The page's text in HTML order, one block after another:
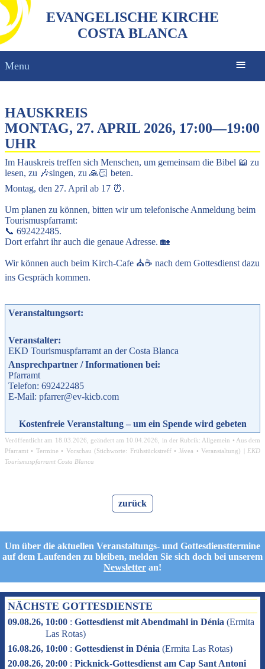
EVANGELISCHE KIRCHE
COSTA BLANCA
Menu
HAUSKREIS
MONTAG, 27. APRIL 2026, 17:00—19:00
UHR
Im Hauskreis treffen sich Menschen, um gemeinsam die Bibel 📖 zu
lesen, zu 🎶singen, zu 🙏🏻 beten.
Montag, den 27. April ab 17 ⏰.
Um planen zu können, bitten wir um telefonische Anmeldung beim
Tourismuspfarramt:
📞 692422485.
Dort erfahrt ihr auch die genaue Adresse. 🏡
Wir können auch beim Kirch-Cafe ⛪☕ nach dem Gottesdienst dazu
ins Gespräch kommen.
Veranstaltungsort:
Veranstalter:
EKD Tourismuspfarramt an der Costa Blanca
Ansprechpartner / Informationen bei:
Pfarramt
Telefon: 692422485
E-Mail: pfarrer@ev-kicb.com
Kostenfreie Veranstaltung – um ein Spende wird gebeten
Veröffentlicht am 18.03.2026 , geändert am 10.04.2026 , in der Rubrik: Allgemein • Aus dem
Pfarramt • Termine• Vorschau (Stichworte: Frühstückstreff•Jávea • Veranstaltung) | EKD
Tourismuspfarramt Costa Blanca
zurück
Um über die aktuellen Veranstaltungs- und Gottesdiensttermine
auf dem Laufenden zu bleiben, melden Sie sich doch bei unserem
Newsletter an!
NÄCHSTE GOTTESDIENSTE
09.08.26, 10:00 : Gottesdienst mit Abendmahl in Dénia (Ermita
Las Rotas)
16.08.26, 10:00 : Gottesdienst in Dénia (Ermita Las Rotas)
20.08.26, 20:00 : Picknick-Gottesdienst am Cap Sant Antoni